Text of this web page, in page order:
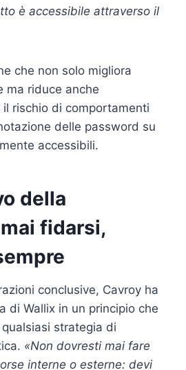
è accessibile attraverso il
che non solo migliora
ma riduce anche
rischio di comportamenti
delle password su
accessibili.
della
fidarsi,
conclusive, Cavroy ha
di Wallix in un principio che
strategia di
«Non dovresti mai fare
interne o esterne: devi